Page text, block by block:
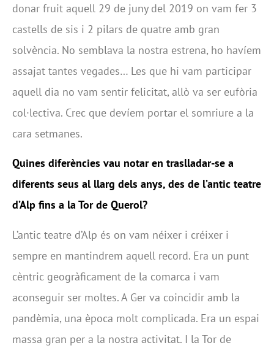
donar fruit aquell 29 de juny del 2019 on vam fer 3
castells de sis i 2 pilars de quatre amb gran
solvència. No semblava la nostra estrena, ho havíem
assajat tantes vegades… Les que hi vam participar
aquell dia no vam sentir felicitat, allò va ser eufòria
col·lectiva. Crec que devíem portar el somriure a la
cara setmanes.
Quines diferències vau notar en traslladar-se a
diferents seus al llarg dels anys, des de l’antic teatre
d’Alp fins a la Tor de Querol?
L’antic teatre d’Alp és on vam néixer i créixer i
sempre en mantindrem aquell record. Era un punt
cèntric geogràficament de la comarca i vam
aconseguir ser moltes. A Ger va coincidir amb la
pandèmia, una època molt complicada. Era un espai
massa gran per a la nostra activitat. I la Tor de